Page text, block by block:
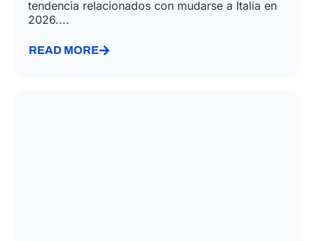
tendencia relacionados con mudarse a Italia en
2026....
READ MORE